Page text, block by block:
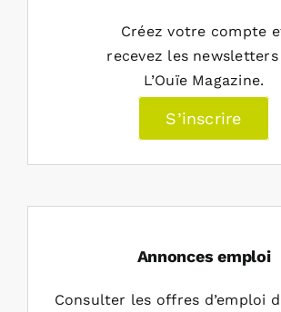
Créez votre compte
recevez les newsletters
L’Ouïe Magazine.
S’inscrire
Annonces emploi
Consulter les offres d’emploi